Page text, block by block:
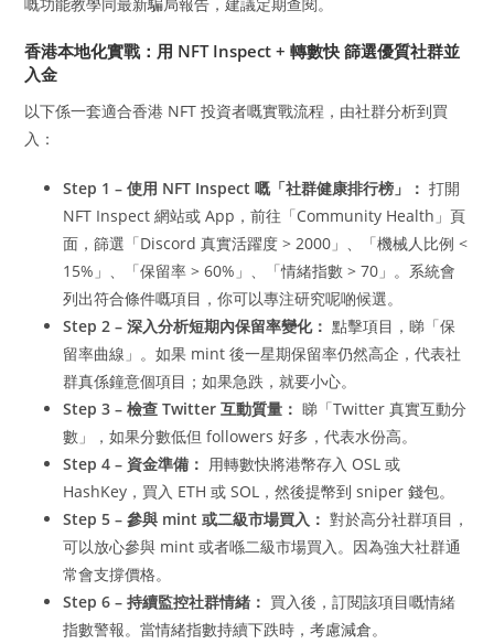
香港本地化實戰：用 NFT Inspect + 轉數快 篩選優質社群並
入金
以下係一套適合香港 NFT 投資者嘅實戰流程，由社群分析到買
入：
Step 1 – 使用 NFT Inspect 嘅「社群健康排行榜」： 打開
NFT Inspect 網站或 App，前往「Community Health」頁
面，篩選「Discord 真實活躍度 > 2000」、「機械人比例 <
15%」、「保留率 > 60%」、「情緒指數 > 70」。系統會
列出符合條件嘅項目，你可以專注研究呢啲候選。
Step 2 – 深入分析短期內保留率變化： 點擊項目，睇「保
留率曲線」。如果 mint 後一星期保留率仍然高企，代表社
群真係鐘意個項目；如果急跌，就要小心。
Step 3 – 檢查 Twitter 互動質量： 睇「Twitter 真實互動分
數」，如果分數低但 followers 好多，代表水份高。
Step 4 – 資金準備： 用轉數快將港幣存入 OSL 或
HashKey，買入 ETH 或 SOL，然後提幣到 sniper 錢包。
Step 5 – 參與 mint 或二級市場買入： 對於高分社群項目，
可以放心參與 mint 或者喺二級市場買入。因為強大社群通
常會支撐價格。
Step 6 – 持續監控社群情緒： 買入後，訂閱該項目嘅情緒
指數警報。當情緒指數持續下跌時，考慮減倉。